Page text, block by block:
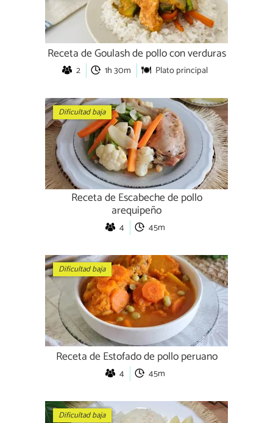
Receta de Goulash de pollo con verduras
2 1h 30m Plato principal
Dificultad baja
Receta de Escabeche de pollo
arequipeño
4 45m
Dificultad baja
Receta de Estofado de pollo peruano
4 45m
Dificultad baja